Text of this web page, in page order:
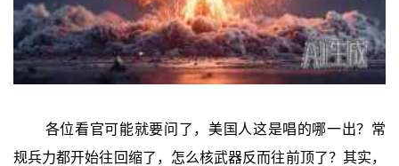
各位看官可能就要问了，美国人这是唱的哪一出？常
规兵力都开始往回缩了，怎么核武器反而往前顶了？其实，